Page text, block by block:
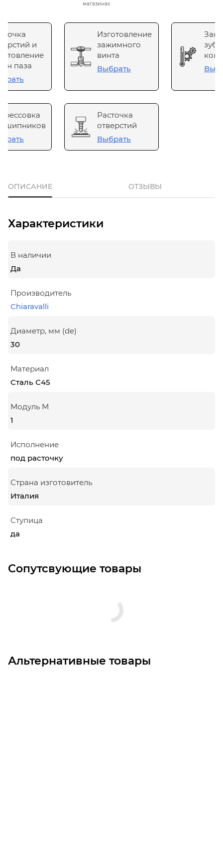
магазинах
и
паза
Изготовление
зажимного
винта
Выбрать
Расточка
отверстий
Выбрать
ОПИСАНИЕ ОТЗЫВЫ
Характеристики
В наличии
Да
Производитель
Chiaravalli
Диаметр, мм (de)
30
Материал
Сталь С45
Модуль М
1
Исполнение
под расточку
Страна изготовитель
Италия
Ступица
да
Сопутсвующие товары
Альтернативные товары